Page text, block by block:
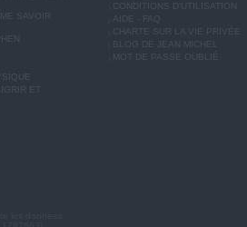
SAVOIR
ET
CONDITIONS D'UTILISATION
AIDE - FAQ
CHARTE SUR LA VIE PRIVÉE
BLOG DE JEAN MICHEL
MOT DE PASSE OUBLIÉ